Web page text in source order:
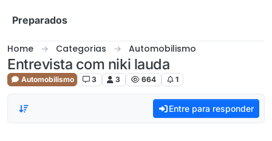
Preparados
Home Categorias Automobilismo
Entrevista com niki lauda
Automobilismo 3 3 664 1
Entre para responder